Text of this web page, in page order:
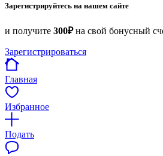
Зарегистрируйтесь на нашем сайте
и получите 300₽на свой бонусный
Зарегистрироваться
Главная
Избранное
Подать